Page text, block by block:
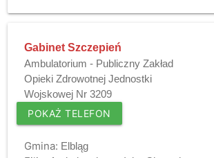
Gabinet Szczepień
Ambulatorium - Publiczny Zakład
Opieki Zdrowotnej Jednostki
Wojskowej Nr 3209
POKAŻ TELEFON
Gmina: Elbląg